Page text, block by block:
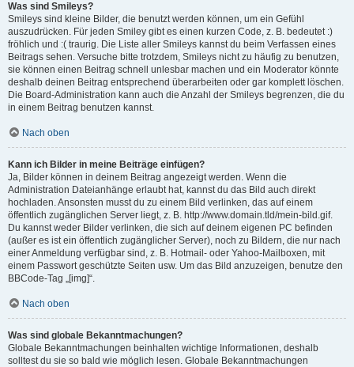
Was sind Smileys?
Smileys sind kleine Bilder, die benutzt werden können, um ein Gefühl
auszudrücken. Für jeden Smiley gibt es einen kurzen Code, z. B. bedeutet :)
fröhlich und :( traurig. Die Liste aller Smileys kannst du beim Verfassen eines
Beitrags sehen. Versuche bitte trotzdem, Smileys nicht zu häufig zu benutzen,
sie können einen Beitrag schnell unlesbar machen und ein Moderator könnte
deshalb deinen Beitrag entsprechend überarbeiten oder gar komplett löschen.
Die Board-Administration kann auch die Anzahl der Smileys begrenzen, die du
in einem Beitrag benutzen kannst.
Nach oben
Kann ich Bilder in meine Beiträge einfügen?
Ja, Bilder können in deinem Beitrag angezeigt werden. Wenn die
Administration Dateianhänge erlaubt hat, kannst du das Bild auch direkt
hochladen. Ansonsten musst du zu einem Bild verlinken, das auf einem
öffentlich zugänglichen Server liegt, z. B. http://www.domain.tld/mein-bild.gif.
Du kannst weder Bilder verlinken, die sich auf deinem eigenen PC befinden
(außer es ist ein öffentlich zugänglicher Server), noch zu Bildern, die nur nach
einer Anmeldung verfügbar sind, z. B. Hotmail- oder Yahoo-Mailboxen, mit
einem Passwort geschützte Seiten usw. Um das Bild anzuzeigen, benutze den
BBCode-Tag „[img]“.
Nach oben
Was sind globale Bekanntmachungen?
Globale Bekanntmachungen beinhalten wichtige Informationen, deshalb
solltest du sie so bald wie möglich lesen. Globale Bekanntmachungen